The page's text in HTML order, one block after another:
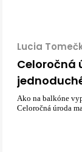
Lucia
Celoročná
Ako na balkóne
Celoročná úroda